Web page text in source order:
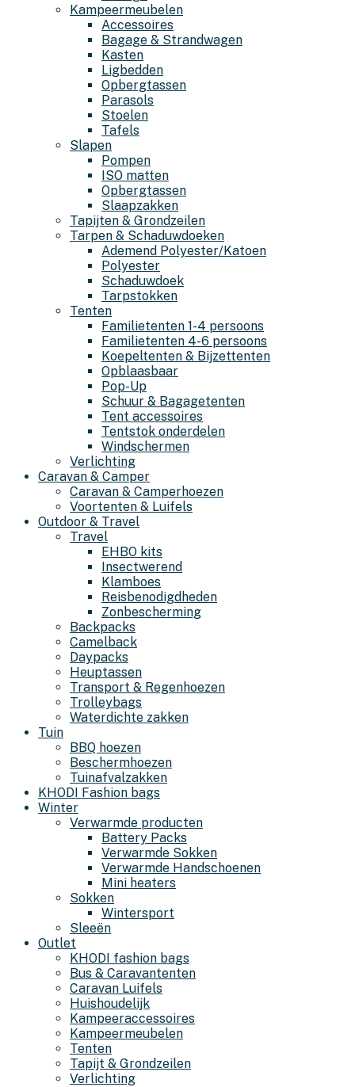
Kampeermeubelen
Accessoires
Bagage & Strandwagen
Kasten
Ligbedden
Opbergtassen
Parasols
Stoelen
Tafels
Slapen
Pompen
ISO matten
Opbergtassen
Slaapzakken
Tapijten & Grondzeilen
Tarpen & Schaduwdoeken
Ademend Polyester/Katoen
Polyester
Schaduwdoek
Tarpstokken
Tenten
Familietenten 1-4 persoons
Familietenten 4-6 persoons
Koepeltenten & Bijzettenten
Opblaasbaar
Pop-Up
Schuur & Bagagetenten
Tent accessoires
Tentstok onderdelen
Windschermen
Verlichting
Caravan & Camper
Caravan & Camperhoezen
Voortenten & Luifels
Outdoor & Travel
Travel
EHBO kits
Insectwerend
Klamboes
Reisbenodigdheden
Zonbescherming
Backpacks
Camelback
Daypacks
Heuptassen
Transport & Regenhoezen
Trolleybags
Waterdichte zakken
Tuin
BBQ hoezen
Beschermhoezen
Tuinafvalzakken
KHODI Fashion bags
Winter
Verwarmde producten
Battery Packs
Verwarmde Sokken
Verwarmde Handschoenen
Mini heaters
Sokken
Wintersport
Sleeën
Outlet
KHODI fashion bags
Bus & Caravantenten
Caravan Luifels
Huishoudelijk
Kampeeraccessoires
Kampeermeubelen
Tenten
Tapijt & Grondzeilen
Verlichting